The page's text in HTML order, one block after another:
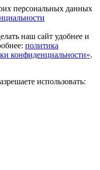
персональных данных
наш сайт удобнее и
политика
конфиденциальности».
использовать: